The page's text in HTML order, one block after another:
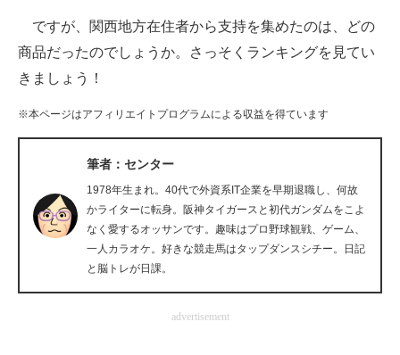
AI活用のいまが分かる
マーケ×ITの今がよく分かる
企業向けIT製品の総合サイト
IT製品の技術・比較・事例
製造業のIT導入・活用を支援
ですが、関西地方在住者から支持を集めたのは、どの
商品だったのでしょうか。さっそくランキングを見てい
きましょう！
※本ページはアフィリエイトプログラムによる収益を得ています
筆者：センター
1978年生まれ。40代で外資系IT企業を早期退職し、何故
かライターに転身。阪神タイガースと初代ガンダムをこよ
なく愛するオッサンです。趣味はプロ野球観戦、ゲーム、
一人カラオケ。好きな競走馬はタップダンスシチー。日記
と脳トレが日課。
advertisement